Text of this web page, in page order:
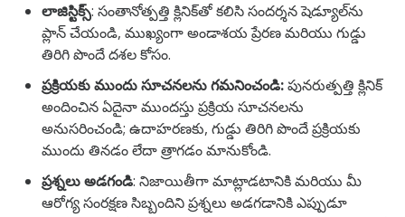
లాజిస్టిక్స్: సంతానోత్పత్తి క్లినిక్‌తో కలిసి సందర్శన షెడ్యూల్‌ను
ప్లాన్ చేయండి, ముఖ్యంగా అండాశయ ప్రేరణ మరియు గుడ్డు
తిరిగి పొందే దశల కోసం.
ప్రక్రియకు ముందు సూచనలను గమనించండి:పునరుత్పత్తి క్లినిక్
అందించిన ఏదైనా ముందస్తు ప్రక్రియ సూచనలను
అనుసరించండి; ఉదాహరణకు, గుడ్డు తిరిగి పొందే ప్రక్రియకు
ముందు తినడం లేదా త్రాగడం మానుకోండి.
ప్రశ్నలు అడగండి: నిజాయితీగా మాట్లాడటానికి మరియు మీ
ఆరోగ్య సంరక్షణ సిబ్బందిని ప్రశ్నలు అడగడానికి ఎప్పుడూ